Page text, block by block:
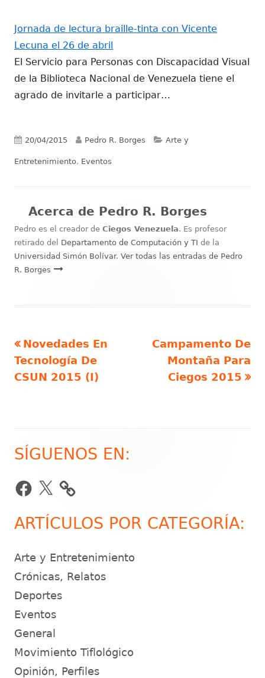
Jornada de lectura braille-tinta con Vicente
Lecuna el 26 de abril
El Servicio para Personas con Discapacidad Visual
de la Biblioteca Nacional de Venezuela tiene el
agrado de invitarle a participar…
Publicado
el
20/04/2015 Autor
Pedro R. Borges Categorías
Arte y
Entretenimiento, Eventos
Acerca de Pedro R. Borges
Pedro es el creador de Ciegos Venezuela. Es profesor
retirado del Departamento de Computación y TI de la
Universidad Simón Bolívar. Ver todas las entradas de Pedro
R. Borges
Navegación
de
Artículo
anterior
Novedades En
Tecnología De
CSUN 2015 (I)
Artículo
siguiente
Campamento De
Montaña Para
Ciegos 2015
Barra
lateral
SÍGUENOS EN:
Facebook
X
ARTÍCULOS POR CATEGORÍA:
Arte y Entretenimiento
Crónicas, Relatos
Deportes
Eventos
General
Movimiento Tiflológico
Opinión, Perfiles